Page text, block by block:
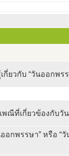
ยวกับ “วันออกพรร
พณีที่เกี่ยวข้องกับวั
อกพรรษา” หรือ “